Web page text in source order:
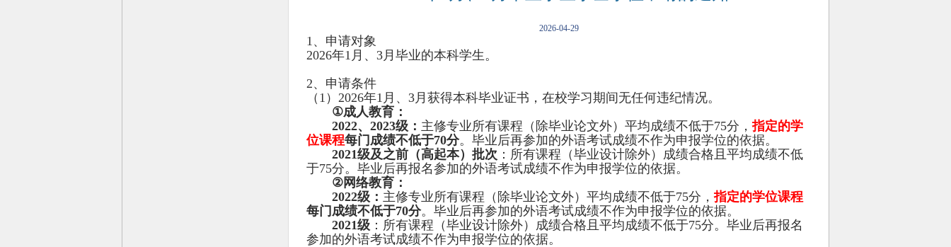
2026-04-29
1、申请对象
2026年1 月、 3月毕业的本科学生。
2、申请条件
（ 1 ） 2026年1 月、 3月获得本科毕业证书，在校学习期间无任何违纪情况。
①成人教育：
2022、 2023级： 主修专业所有课程（除毕业论文外）平均成绩不低于75分，指定的学
位课程每门成绩不低于70分。 毕业后再参加的外语考试成绩不作为申报学位的依据。
2021级及之前（高起本）批次 ：所有课程（毕业设计除外）成绩合格且平均成绩不低
于75分。 毕业后再报名参加的外语考试成绩不作为申报学位的依据。
②网络教育：
2022级： 主修专业所有课程（除毕业论文外）平均成绩不低于75分，指定的学位课程
每门成绩不低于70分。毕业后再参加的外语考试成绩不作为申报学位的依据。
2021级 ：所有课程（毕业设计除外）成绩合格且平均成绩不低于75分。毕业后再报名
参加的外语考试成绩不作为申报学位的依据。